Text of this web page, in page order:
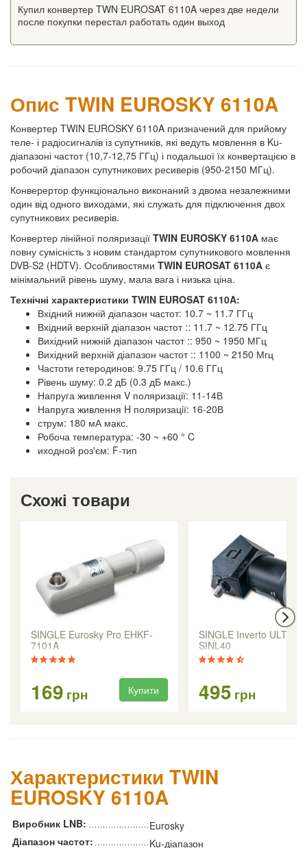
Купил конвертер TWN EUROSAT 6110A через две недели
после покупки перестал работать один выход
Опис TWIN EUROSKY 6110A
Конвертер TWIN EUROSKY 6110A призначений для прийому
теле- і радіосигналів із супутників, які ведуть мовлення в Ku-
діапазоні частот (10,7-12,75 ГГц) і подальшої їх конвертацією в
робочий діапазон супутникових ресиверів (950-2150 МГц).
Конверертор функціонально виконаний з двома незалежними
один від одного виходами, які служать для підключення двох
супутникових ресиверів.
Конвертер лінійної поляризації TWIN EUROSKY 6110A має
повну сумісність з новим стандартом супутникового мовлення
DVB-S2 (HDTV). Особливостями TWIN EUROSAT 6110A є
мінімальний рівень шуму, мала вага і низька ціна.
Технічні характеристики TWIN EUROSAT 6110A:
Вхідний нижній діапазон частот: 10.7 ~ 11.7 ГГц
Вхідний верхній діапазон частот :: 11.7 ~ 12.75 ГГц
Вихідний нижній діапазон частот :: 950 ~ 1950 МГц
Вихідний верхній діапазон частот :: 1100 ~ 2150 Мгц
Частоти гетеродинов: 9.75 ГГц / 10.6 ГГц
Рівень шуму: 0.2 дБ (0.3 дБ макс.)
Напруга живлення V поляризації: 11-14В
Напруга живлення H поляризації: 16-20В
струм: 180 мА макс.
Робоча температура: -30 ~ +60 ° C
иходной роз'єм: F-тип
Схожі товари
SINGLE Eurosky Pro EHKF-
7101A
169 грн Купити
SINGLE Inverto ULTRA
SINL40
495 грн
Характеристики TWIN
EUROSKY 6110A
Виробник LNB:
Eurosky
Діапазон частот:
Ku-діапазон